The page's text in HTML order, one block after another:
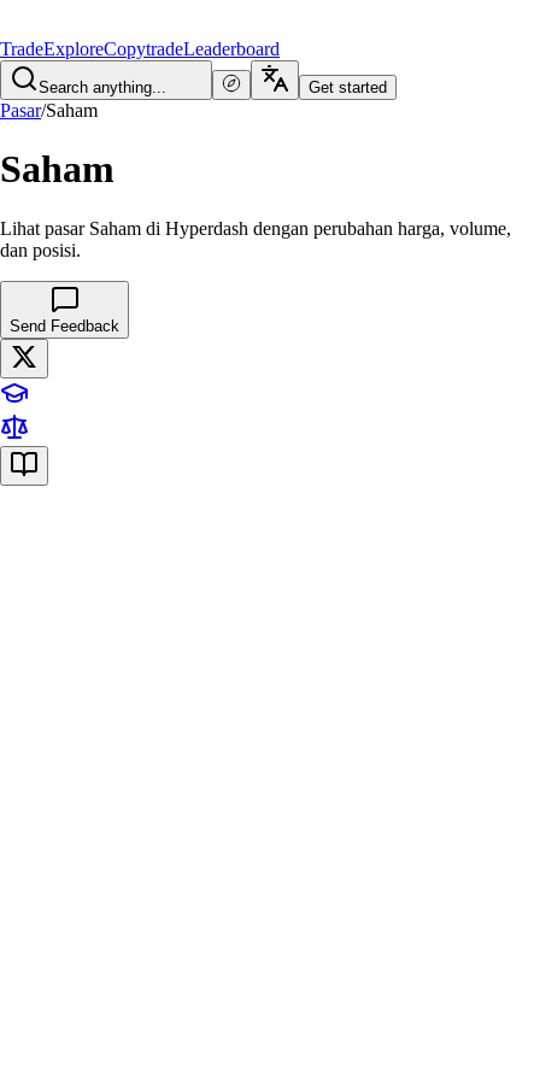
TradeExploreCopytradeLeaderboard
Search anything... Get started
Pasar/Saham
Saham
Lihat pasar Saham di Hyperdash dengan perubahan harga, volume,
dan posisi.
Send Feedback